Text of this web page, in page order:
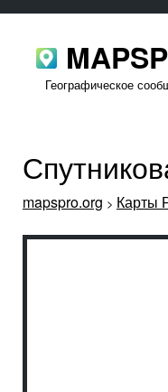
Географическое
mapspro.org > Карты